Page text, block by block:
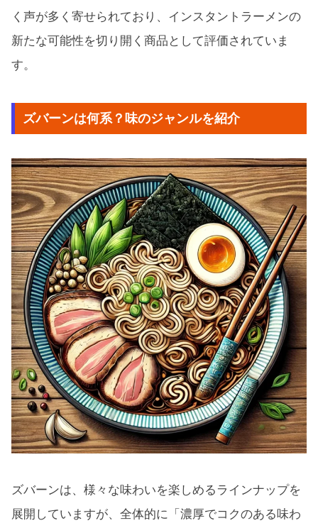
く声が多く寄せられており、インスタントラーメンの
新たな可能性を切り開く商品として評価されていま
す。
ズバーンは何系？味のジャンルを紹介
ズバーンは、様々な味わいを楽しめるラインナップを
展開していますが、全体的に「濃厚でコクのある味わ